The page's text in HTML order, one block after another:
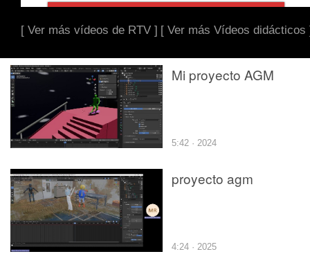
[ Ver más vídeos de RTV ] [ Ver más Vídeos didácticos
Mi proyecto AGM
5:42 · 2024
proyecto agm
4:24 · 2025